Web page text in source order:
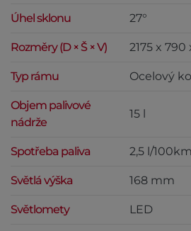
Úhel sklonu 27°
Rozměry (D × Š × V) 2175 x 790
Typ rámu Ocelový
Objem palivové
nádrže
15 l
Spotřeba paliva 2,5 l/100km
Světlá výška 168 mm
Světlomety LED